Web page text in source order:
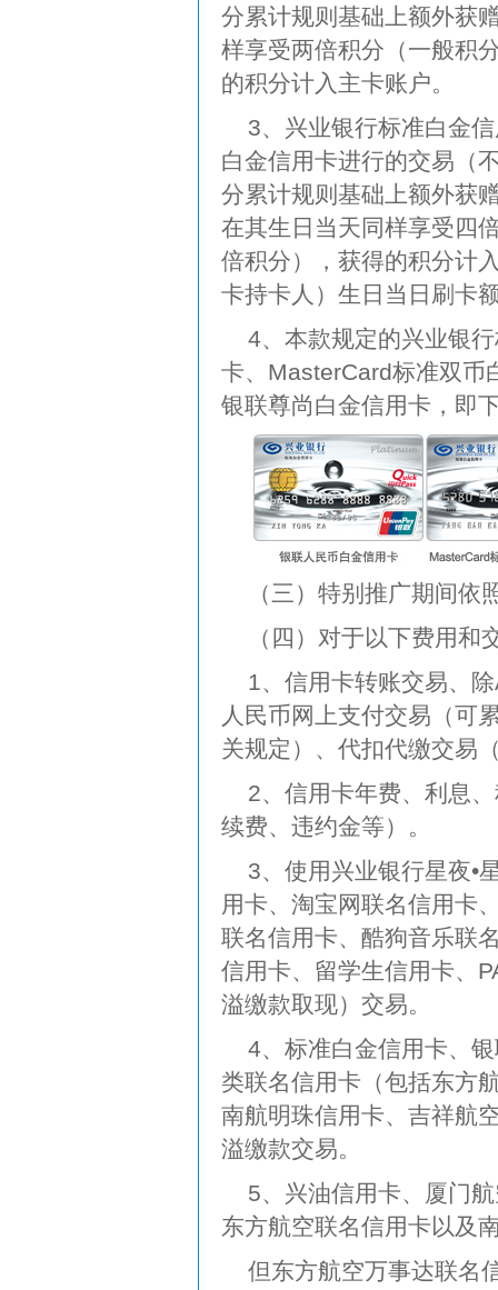
分累计规则基础上额外获
样享受两倍积分（一般积
的积分计入主卡账户。
3、兴业银行标准白金
白金信用卡进行的交易（
分累计规则基础上额外获
在其生日当天同样享受四
倍积分），获得的积分计
卡持卡人）生日当日刷卡
4、本款规定的兴业银
卡、MasterCard标准双币
银联尊尚白金信用卡，即
（三）特别推广期间依
（四）对于以下费用和
1、信用卡转账交易、
人民币网上支付交易（可
关规定）、代扣代缴交易
2、信用卡年费、利息
续费、违约金等）。
3、使用兴业银行星夜•
用卡、淘宝网联名信用卡
联名信用卡、酷狗音乐联
信用卡、留学生信用卡、
溢缴款取现）交易。
4、标准白金信用卡、
类联名信用卡（包括东方
南航明珠信用卡、吉祥航
溢缴款交易。
5、兴油信用卡、厦门
东方航空联名信用卡以及
但东方航空万事达联名